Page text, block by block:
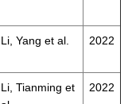
Li, Yang et al. 2022
Li, Tianming et
2022